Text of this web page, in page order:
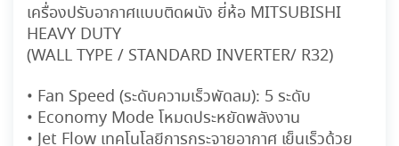
เครื่องปรับอากาศแบบติดผนัง ยี่ห้อ MITSUBISHI
HEAVY DUTY
(WALL TYPE / STANDARD INVERTER/ R32)
• Fan Speed (ระดับความเร็วพัดลม): 5 ระดับ
• Economy Mode โหมดประหยัดพลังงาน
• Jet Flow เทคโนโลยีการกระจายอากาศ เย็นเร็วด้วย